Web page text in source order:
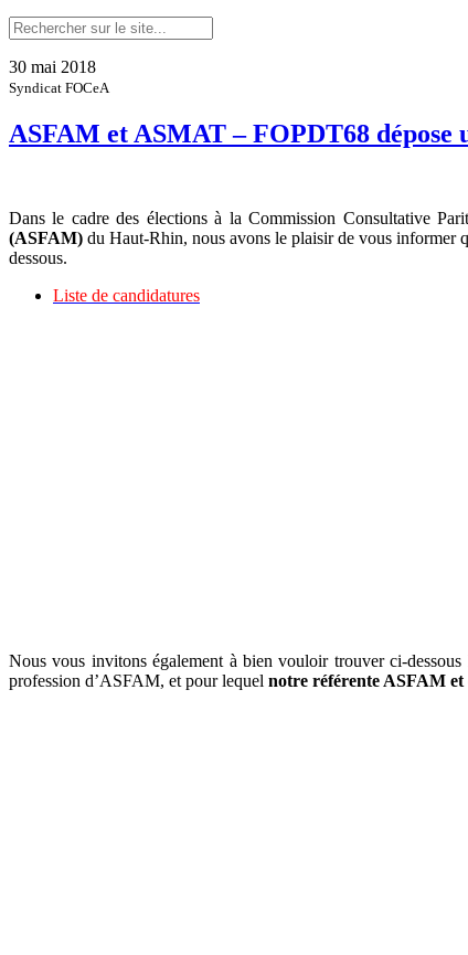
30 mai 2018
Syndicat FOCeA
ASFAM et ASMAT – FOPDT68 dépose
Dans le cadre des élections à la Commission Consultative
(ASFAM) du Haut-Rhin, nous avons le plaisir de vous informer
dessous.
Liste de candidatures
Nous vous invitons également à bien vouloir trouver ci-dessous
profession d’ASFAM, et pour lequel notre référente ASFAM et